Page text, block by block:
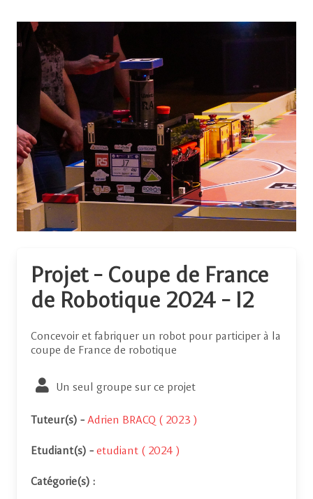
Projet - Coupe de France
de Robotique 2024 - I2
Concevoir et fabriquer un robot pour participer à la
coupe de France de robotique
Un seul groupe sur ce projet
Tuteur(s) - Adrien BRACQ ( 2023 )
Etudiant(s) - etudiant ( 2024 )
Catégorie(s) :